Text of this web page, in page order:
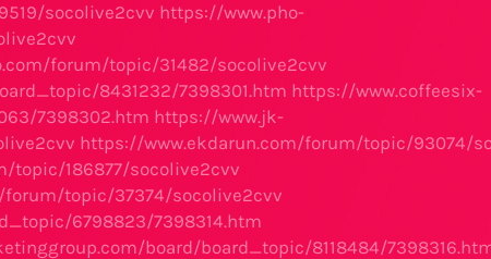
socolive2cvv https://www.pho-
forum/topic/31482/socolive2cvv
8431232/7398301.htm https://www.coffeesix-
7398302.htm https://www.jk-
https://www.ekdarun.com/forum/topic/93074/
186877/socolive2cvv
topic/37374/socolive2cvv
6798823/7398314.htm
board/board_topic/8118484/